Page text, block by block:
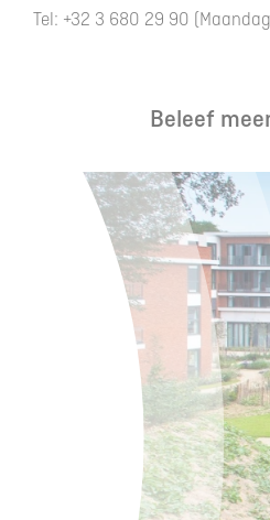
Tel: +32 3 680 29 90
Beleef